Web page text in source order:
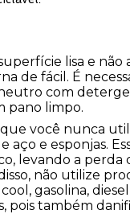
lisa e não
de fácil. É
com
pano limpo.
você nunca
aço e esponjas.
levando a perda
não utilize
gasolina,
pois também